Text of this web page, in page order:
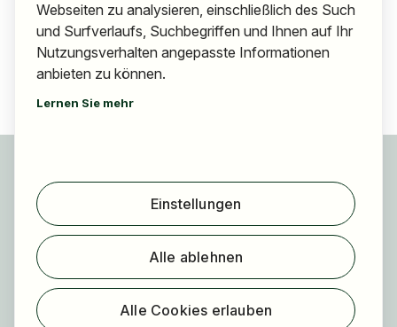
Jobs finden
Arbeitgeber finden
Registrierung
Für Arbeitgeber
Webseiten zu analysieren, einschließlich des Such
und Surfverlaufs, Suchbegriffen und Ihnen auf Ihr
Nutzungsverhalten angepasste Informationen
anbieten zu können.
Lernen Sie mehr
Einstellungen
Alle ablehnen
Alle Cookies erlauben